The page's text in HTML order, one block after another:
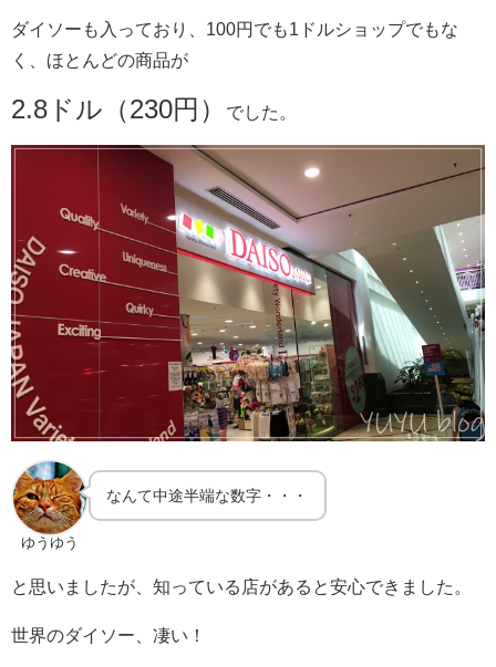
ダイソーも入っており、100円でも1ドルショップでもな
く、ほとんどの商品が
2.8ドル（230円） でした。
ゆうゆう
なんて中途半端な数字・・・
と思いましたが、知っている店があると安心できました。
世界のダイソー、凄い！